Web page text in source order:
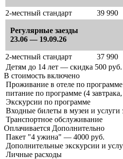
2-местный стандарт 39 990
Регулярные заезды
23.06 — 19.09.26
2-местный стандарт 37 990
Детям до 14 лет — скидка 500 руб.
В стоимость включено
Проживание в отеле по
питание по программе (4
Экскурсии по программе
Входные билеты в музеи и услуги
Транспортное обслуживание
Оплачивается Дополнительно
Пакет "4 ужина" — 4000 руб.
Дополнительные экскурсии и
Личные расходы